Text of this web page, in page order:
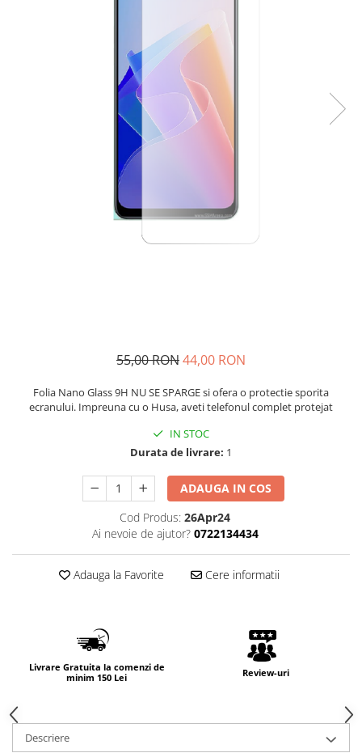
55,00 RON44,00 RON
Folia Nano Glass 9H NU SE SPARGE si ofera o protectie sporita
ecranului. Impreuna cu o Husa, aveti telefonul complet protejat
IN STOC
Durata de livrare: 1
ADAUGA IN COS
Cod Produs: 26Apr24
Ai nevoie de ajutor? 0722134434
Adauga la Favorite Cere informatii
Livrare Gratuita la comenzi de
minim 150 Lei
Review-uri
Descriere